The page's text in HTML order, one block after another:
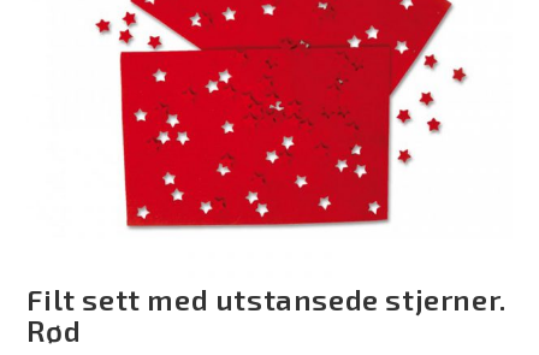
Filt sett med utstansede stjerner.
Rød